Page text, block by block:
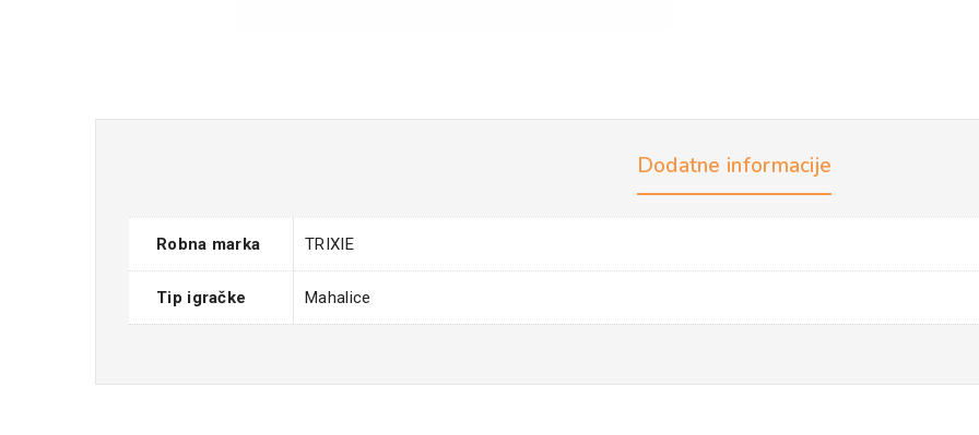
Dodatne informacije
Robna marka TRIXIE
Tip igračke Mahalice